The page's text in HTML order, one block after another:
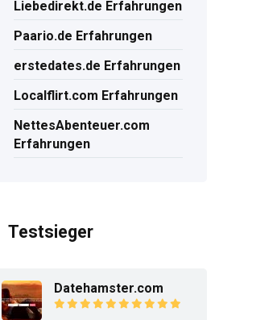
Liebedirekt.de Erfahrungen
Paario.de Erfahrungen
erstedates.de Erfahrungen
Localflirt.com Erfahrungen
NettesAbenteuer.com
Erfahrungen
Testsieger
Datehamster.com